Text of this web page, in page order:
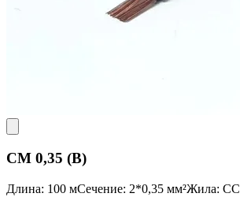
CM 0,35 (B)
Длина: 100 мСечение: 2*0,35 мм²Жила: